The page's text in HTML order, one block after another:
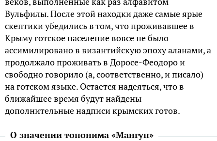
Вульфилы. После этой находки даже самые ярые
скептики убедились в том, что проживавшее в
Крыму готское население вовсе не было
ассимилировано в византийскую эпоху аланами, а
продолжало проживать в Доросе-Феодоро и
свободно говорило (а, соответственно, и писало)
на готском языке. Остается надеяться, что в
ближайшее время будут найдены
дополнительные надписи крымских готов.
О значении топонима «Мангуп»